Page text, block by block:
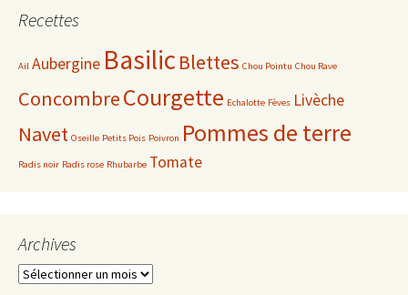
Recettes
Ail Aubergine Basilic Blettes Chou Pointu Chou Rave
ConcombreCourgette Echalotte Fèves Livèche
Navet Oseille Petits Pois Poivron Pommes de terre
Radis noir Radis rose Rhubarbe Tomate
Archives
Archives